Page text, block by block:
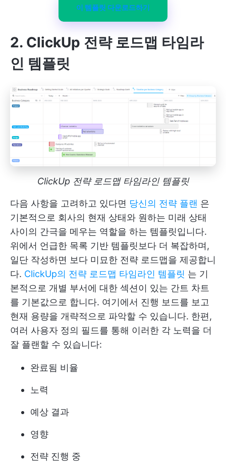
이 템플릿 다운로드하기
2. ClickUp 전략 로드맵 타임라
인 템플릿
ClickUp 전략 로드맵 타임라인 템플릿
다음 사항을 고려하고 있다면 당신의 전략 플랜 은
기본적으로 회사의 현재 상태와 원하는 미래 상태
사이의 간극을 메우는 역할을 하는 템플릿입니다.
위에서 언급한 목록 기반 템플릿보다 더 복잡하며,
일단 작성하면 보다 미묘한 전략 로드맵을 제공합니
다. ClickUp의 전략 로드맵 타임라인 템플릿 는 기
본적으로 개별 부서에 대한 섹션이 있는 간트 차트
를 기본값으로 합니다. 여기에서 진행 보드를 보고
현재 용량을 개략적으로 파악할 수 있습니다. 한편,
여러 사용자 정의 필드를 통해 이러한 각 노력을 더
잘 플랜할 수 있습니다:
완료됨 비율
노력
예상 결과
영향
전략 진행 중